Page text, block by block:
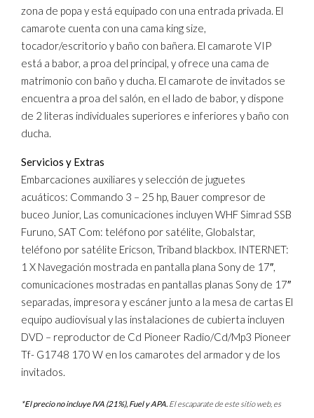
zona de popa y está equipado con una entrada privada. El
camarote cuenta con una cama king size,
tocador/escritorio y baño con bañera. El camarote VIP
está a babor, a proa del principal, y ofrece una cama de
matrimonio con baño y ducha. El camarote de invitados se
encuentra a proa del salón, en el lado de babor, y dispone
de 2 literas individuales superiores e inferiores y baño con
ducha.
Servicios y Extras
Embarcaciones auxiliares y selección de juguetes
acuáticos: Commando 3 – 25 hp, Bauer compresor de
buceo Junior, Las comunicaciones incluyen WHF Simrad SSB
Furuno, SAT Com: teléfono por satélite, Globalstar,
teléfono por satélite Ericson, Triband blackbox. INTERNET:
1 X Navegación mostrada en pantalla plana Sony de 17″,
comunicaciones mostradas en pantallas planas Sony de 17″
separadas, impresora y escáner junto a la mesa de cartas El
equipo audiovisual y las instalaciones de cubierta incluyen
DVD – reproductor de Cd Pioneer Radio/Cd/Mp3 Pioneer
Tf- G1748 170 W en los camarotes del armador y de los
invitados.
*El precio no incluye IVA (21%), Fuel y APA. El escaparate de este sitio web, es